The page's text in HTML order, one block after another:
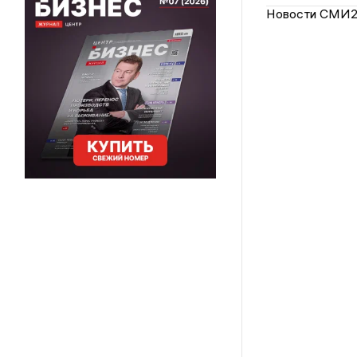
Новости